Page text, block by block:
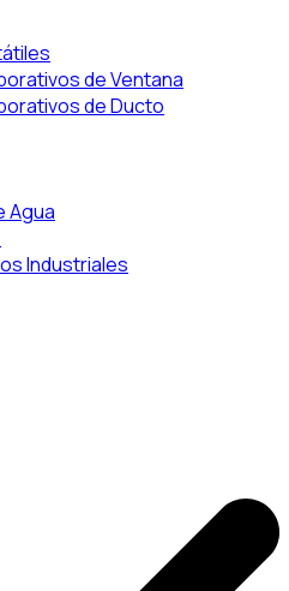
de Ventana
de Ducto
Agua
Industriales